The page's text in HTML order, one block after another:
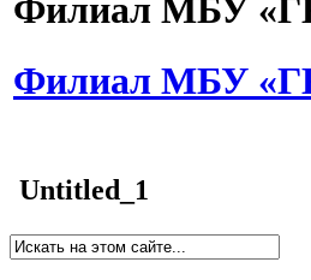
Филиал МБУ
Филиал МБУ
Untitled_1